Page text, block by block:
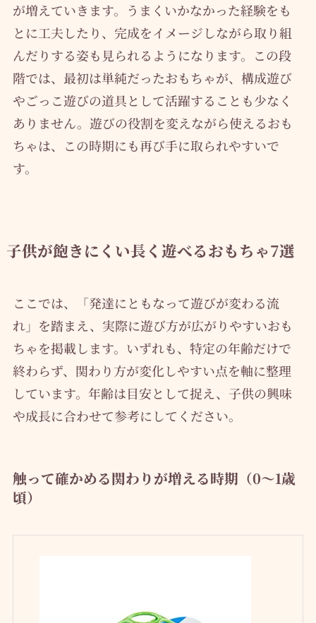
が増えていきます。うまくいかなかった経験をも
とに工夫したり、完成をイメージしながら取り組
んだりする姿も見られるようになります。この段
階では、最初は単純だったおもちゃが、構成遊び
やごっこ遊びの道具として活躍することも少なく
ありません。遊びの役割を変えながら使えるおも
ちゃは、この時期にも再び手に取られやすいで
す。
子供が飽きにくい長く遊べるおもちゃ7選
ここでは、「発達にともなって遊びが変わる流
れ」を踏まえ、実際に遊び方が広がりやすいおも
ちゃを掲載します。いずれも、特定の年齢だけで
終わらず、関わり方が変化しやすい点を軸に整理
しています。年齢は目安として捉え、子供の興味
や成長に合わせて参考にしてください。
触って確かめる関わりが増える時期（0〜1歳
頃）